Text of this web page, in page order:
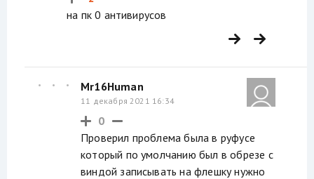
на пк 0 антивирусов
Mr16Human
11 декабря 2021 16:34
0
Проверил проблема была в руфусе
который по умолчанию был в обрезе с
виндой записывать на флешку нужно